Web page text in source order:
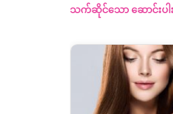
သက်ဆိုင်သော ဆောင်းပါး